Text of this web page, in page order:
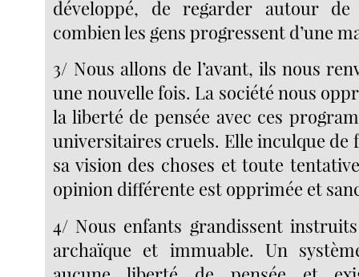
développé, de regarder autour
combien les gens progressent d’une
3/ Nous allons de l’avant, ils nous
une nouvelle fois. La société nous
la liberté de pensée avec ces
universitaires cruels. Elle inculque de
sa vision des choses et toute
opinion différente est opprimée et
4/ Nous enfants grandissent
archaïque et immuable. Un